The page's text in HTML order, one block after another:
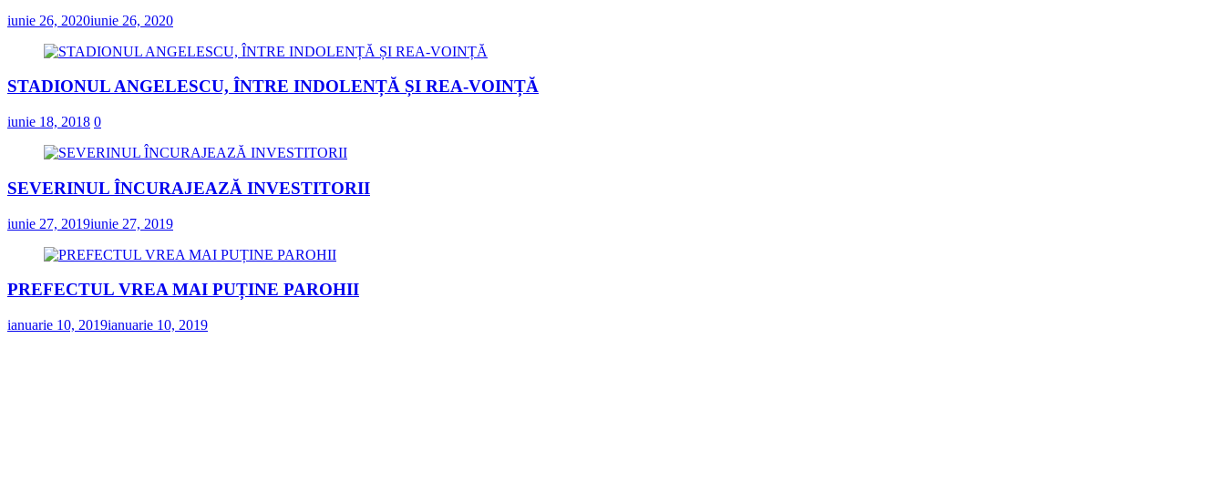
iunie 26, 2020iunie 26, 2020
STADIONUL ANGELESCU, ÎNTRE INDOLENȚĂ ȘI REA-VOINȚĂ
iunie 18, 2018 0
SEVERINUL ÎNCURAJEAZĂ INVESTITORII
iunie 27, 2019iunie 27, 2019
PREFECTUL VREA MAI PUȚINE PAROHII
ianuarie 10, 2019ianuarie 10, 2019